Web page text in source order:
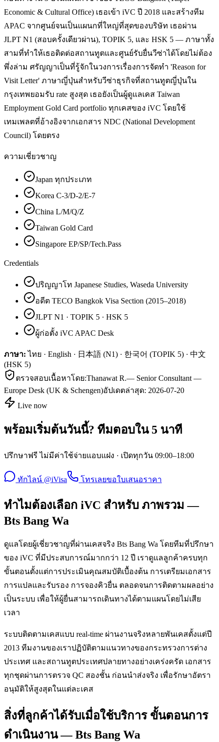
Economic & Cultural Office) เธอเข้า iVC ปี 2018 และสร้างทีม
APAC จากศูนย์จนเป็นแผนกที่ใหญ่ที่สุดของบริษัท เธอผ่าน
JLPT N1 (สอบครั้งเดียวผ่าน), TOPIK 5, และ HSK 5 — ภาษาทั้ง
สามที่ทำให้เธอติดต่อสถานทูตและศูนย์รับยื่นวีซ่าได้โดยไม่ต้อง
พึ่งล่าม ศรัญญาเป็นที่รู้จักในวงการเรื่องการจัดทำ 'Reason for
Visit Letter' ภาษาญี่ปุ่นสำหรับวีซ่าธุรกิจที่สถานทูตญี่ปุ่นใน
กรุงเทพยอมรับ rate สูงสุด เธอยังเป็นผู้ดูแลเคส Taiwan
Employment Gold Card portfolio ทุกเคสของ iVC โดยใช้
เทมเพลตที่อ้างอิงจากเอกสาร NDC (National Development
Council) โดยตรง
ความเชี่ยวชาญ
Japan ทุกประเภท
Korea C-3/D-2/E-7
China L/M/Q/Z
Taiwan Gold Card
Singapore EP/SP/Tech.Pass
Credentials
ปริญญาโท Japanese Studies, Waseda University
อดีต TECO Bangkok Visa Section (2015–2018)
JLPT N1 · TOPIK 5 · HSK 5
ผู้ก่อตั้ง iVC APAC Desk
ภาษา: ไทย · English · 日本語 (N1) · 한국어 (TOPIK 5) · 中文
(HSK 5)
ตรวจสอบเนื้อหาโดย:Thanawat R.— Senior Consultant —
Europe Desk (UK & Schengen)อัปเดตล่าสุด: 2026-07-20
Live now
พร้อมเริ่มต้นวันนี้? ทีมตอบใน 5 นาที
ปรึกษาฟรี ไม่มีค่าใช้จ่ายแอบแฝง · เปิดทุกวัน 09:00–18:00
ทักไลน์ @iVisa โทรเลยขอใบเสนอราคา
ทำไมต้องเลือก iVC สำหรับ ภาพรวม —
Bts Bang Wa
ดูแลโดยผู้เชี่ยวชาญที่ผ่านเคสจริง Bts Bang Wa โดยทีมที่ปรึกษา
ของ iVC ที่มีประสบการณ์มากกว่า 12 ปี เราดูแลลูกค้าครบทุก
ขั้นตอนตั้งแต่การประเมินคุณสมบัติเบื้องต้น การเตรียมเอกสาร
การแปลและรับรอง การจองคิวยื่น ตลอดจนการติดตามผลอย่าง
เป็นระบบ เพื่อให้ผู้ยื่นสามารถเดินทางได้ตามแผนโดยไม่เสีย
เวลา
ระบบติดตามเคสแบบ real-time ผ่านงานจริงหลายพันเคสตั้งแต่ปี
2013 ทีมงานของเราปฏิบัติตามแนวทางของกระทรวงการต่าง
ประเทศ และสถานทูตประเทศปลายทางอย่างเคร่งครัด เอกสาร
ทุกชุดผ่านการตรวจ QC สองชั้น ก่อนนำส่งจริง เพื่อรักษาอัตรา
อนุมัติให้สูงสุดในแต่ละเคส
สิ่งที่ลูกค้าได้รับเมื่อใช้บริการ ขั้นตอนการ
ดำเนินงาน — Bts Bang Wa